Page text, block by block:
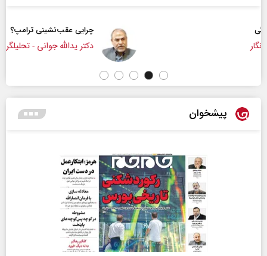
چرایی عقب‌نشینی ترامپ؟
دکتر یدالله جوانی - تحلیلگر مسائل سیاسی
پیشخوان